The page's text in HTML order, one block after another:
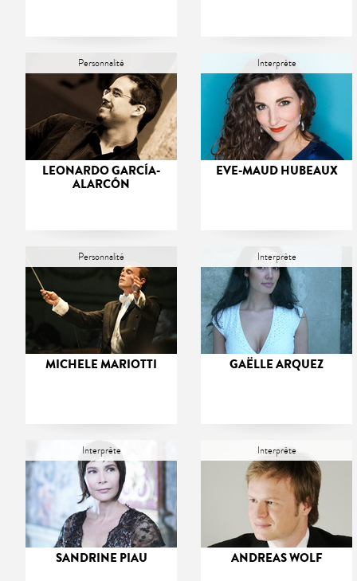
Personnalité
LEONARDO GARCÍA-
ALARCÓN
Interprète
EVE-MAUD HUBEAUX
Personnalité
MICHELE MARIOTTI
Interprète
GAËLLE ARQUEZ
Interprète
SANDRINE PIAU
Interprète
ANDREAS WOLF